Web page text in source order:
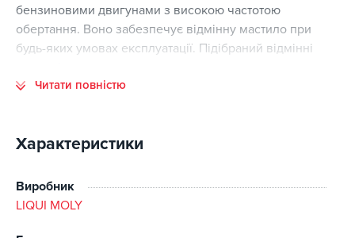
бензиновими двигунами з високою частотою
обертання. Воно забезпечує відмінну мастило при
будь-яких умовах експлуатації. Підібраний відмінні
двигун.Турбо і каталізатор пройшли випробування.
легка робота двигуна
експлуатація
Висока надійність і стійкість до старіння
Читати повністю
Характеристики
Виробник
LIQUI MOLY